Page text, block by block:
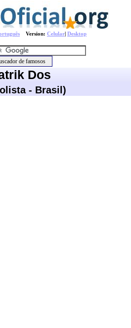
Version: Celular| Desktop
Dos
- Brasil)